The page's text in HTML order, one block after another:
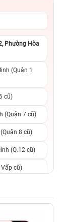
Phường Hòa
(Quận 1
cũ)
(Quận 7 cũ)
8 cũ)
(Q.12 cũ)
Vấp cũ)
Phú cũ)
TP. Thủ